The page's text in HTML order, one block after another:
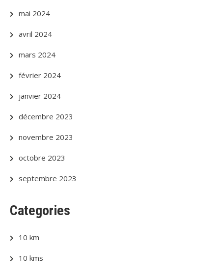
mai 2024
avril 2024
mars 2024
février 2024
janvier 2024
décembre 2023
novembre 2023
octobre 2023
septembre 2023
Categories
10 km
10 kms